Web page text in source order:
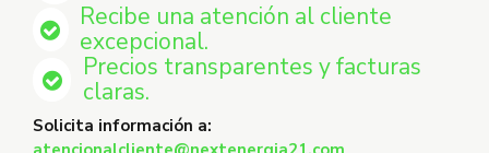
Recibe una atención al cliente
excepcional.
Precios transparentes y facturas
claras.
Solicita información a: